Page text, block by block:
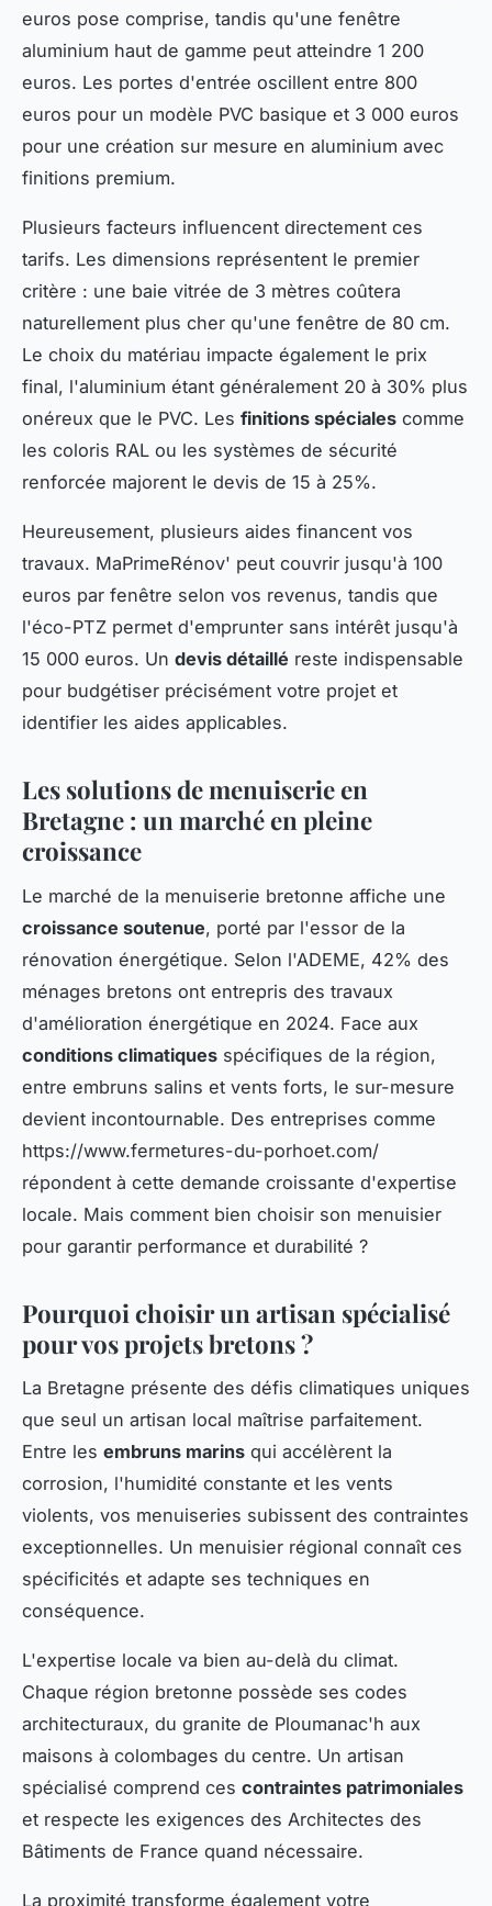
euros pose comprise, tandis qu'une fenêtre
aluminium haut de gamme peut atteindre 1 200
euros. Les portes d'entrée oscillent entre 800
euros pour un modèle PVC basique et 3 000 euros
pour une création sur mesure en aluminium avec
finitions premium.
Plusieurs facteurs influencent directement ces
tarifs. Les dimensions représentent le premier
critère : une baie vitrée de 3 mètres coûtera
naturellement plus cher qu'une fenêtre de 80 cm.
Le choix du matériau impacte également le prix
final, l'aluminium étant généralement 20 à 30% plus
onéreux que le PVC. Les finitions spéciales comme
les coloris RAL ou les systèmes de sécurité
renforcée majorent le devis de 15 à 25%.
Heureusement, plusieurs aides financent vos
travaux. MaPrimeRénov' peut couvrir jusqu'à 100
euros par fenêtre selon vos revenus, tandis que
l'éco-PTZ permet d'emprunter sans intérêt jusqu'à
15 000 euros. Un devis détaillé reste indispensable
pour budgétiser précisément votre projet et
identifier les aides applicables.
Les solutions de menuiserie en
Bretagne : un marché en pleine
croissance
Le marché de la menuiserie bretonne affiche une
croissance soutenue, porté par l'essor de la
rénovation énergétique. Selon l'ADEME, 42% des
ménages bretons ont entrepris des travaux
d'amélioration énergétique en 2024. Face aux
conditions climatiques spécifiques de la région,
entre embruns salins et vents forts, le sur-mesure
devient incontournable. Des entreprises comme
https://www.fermetures-du-porhoet.com/
répondent à cette demande croissante d'expertise
locale. Mais comment bien choisir son menuisier
pour garantir performance et durabilité ?
Pourquoi choisir un artisan spécialisé
pour vos projets bretons ?
La Bretagne présente des défis climatiques uniques
que seul un artisan local maîtrise parfaitement.
Entre les embruns marins qui accélèrent la
corrosion, l'humidité constante et les vents
violents, vos menuiseries subissent des contraintes
exceptionnelles. Un menuisier régional connaît ces
spécificités et adapte ses techniques en
conséquence.
L'expertise locale va bien au-delà du climat.
Chaque région bretonne possède ses codes
architecturaux, du granite de Ploumanac'h aux
maisons à colombages du centre. Un artisan
spécialisé comprend ces contraintes patrimoniales
et respecte les exigences des Architectes des
Bâtiments de France quand nécessaire.
La proximité transforme également votre